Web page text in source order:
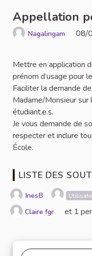
Appellation
Nagalingam 08/
Mettre en application
prénom d’usage pour
Faciliter la demande
Madame/Monsieur
étudiant.e.s.
Je vous demande de
respecter et inclure
École.
LISTE DES
InesB
Claire fgr et 1